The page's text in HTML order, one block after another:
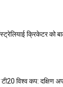
क्रिकेटर को
टी20 विश्व कप: दक्षिण